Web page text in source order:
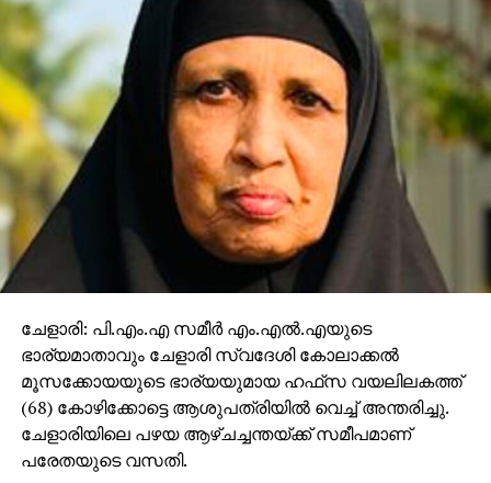
ചേളാരി: പി.എം.എ സമീർ എം.എൽ.എയുടെ
ഭാര്യമാതാവും ചേളാരി സ്വദേശി കോലാക്കൽ
മൂസക്കോയയുടെ ഭാര്യയുമായ ഹഫ്‌സ വയലിലകത്ത്
(68) കോഴിക്കോട്ടെ ആശുപത്രിയിൽ വെച്ച് അന്തരിച്ചു.
ചേളാരിയിലെ പഴയ ആഴ്ചച്ചന്തയ്ക്ക് സമീപമാണ്
പരേതയുടെ വസതി.